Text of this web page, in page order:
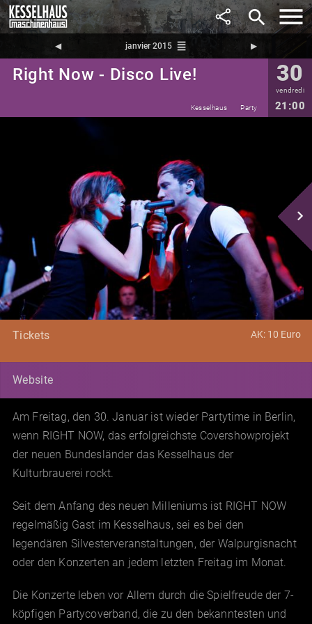
search
◀︎ janvier 2015 reorder ▶︎
Right Now - Disco Live! 30
vendredi
21:00
Kesselhaus Party
navigate_next
Tickets AK: 10 Euro
Website
Am Freitag, den 30. Januar ist wieder Partytime in Berlin,
wenn RIGHT NOW, das erfolgreichste Covershowprojekt
der neuen Bundesländer das Kesselhaus der
Kulturbrauerei rockt.
Seit dem Anfang des neuen Milleniums ist RIGHT NOW
regelmäßig Gast im Kesselhaus, sei es bei den
legendären Silvesterveranstaltungen, der Walpurgisnacht
oder den Konzerten an jedem letzten Freitag im Monat.
Die Konzerte leben vor Allem durch die Spielfreude der 7-
köpfigen Partycoverband, die zu den bekanntesten und